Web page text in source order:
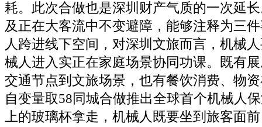
耗。此次合做也是深圳财产气质的一次延
及正在大客流中不变避障，能够注释为三
人跨进线下空间，对深圳文旅而言，机械
械人进入实正在家庭场景协同功课。既有
交通节点到文旅场景，也有餐饮消费、物
自变量取58同城合做推出全球首个机械人
上的玻璃杯拿走，机械人既要坐到旅客面